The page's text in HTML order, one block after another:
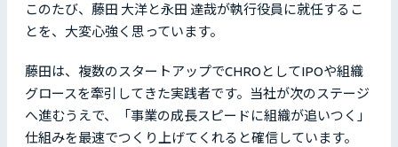
このたび、藤田 大洋と永田 達哉が執行役員に就任するこ
とを、大変心強く思っています。
藤田は、複数のスタートアップでCHROとしてIPOや組織
グロースを牽引してきた実践者です。当社が次のステージ
へ進むうえで、「事業の成長スピードに組織が追いつく」
仕組みを最速でつくり上げてくれると確信しています。